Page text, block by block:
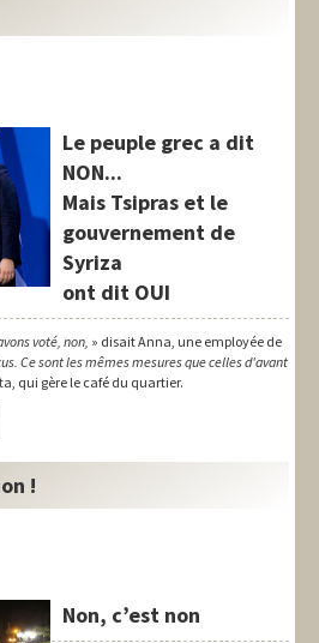
Le peuple grec a dit
NON...
Mais Tsipras et le
gouvernement de
Syriza
ont dit OUI
voté, non, » disait Anna, une employée de
Ce sont les mêmes mesures que celles d'avant
qui gère le café du quartier.
!
Non, c’est non